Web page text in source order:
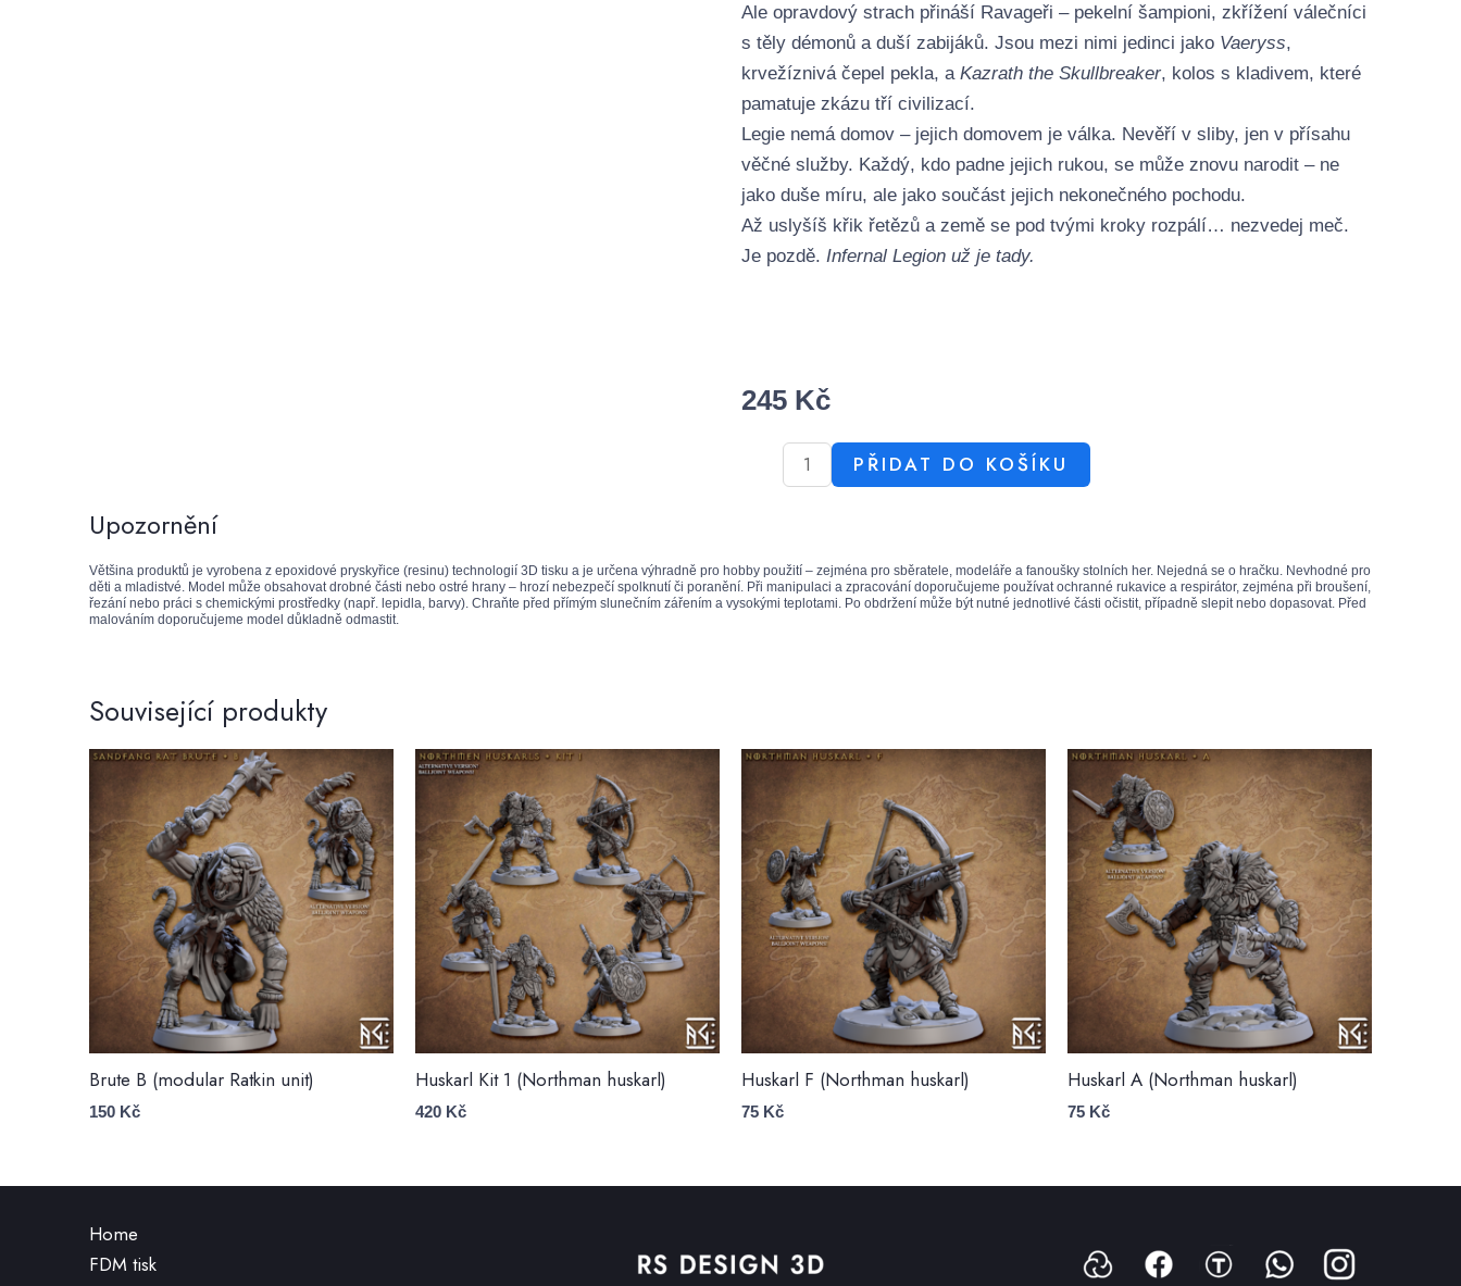
Ale opravdový strach přináší Ravageři – pekelní šampioni, zkřížení válečníci
s těly démonů a duší zabijáků. Jsou mezi nimi jedinci jako Vaeryss,
krvežíznivá čepel pekla, a Kazrath the Skullbreaker, kolos s kladivem, které
pamatuje zkázu tří civilizací.
Legie nemá domov – jejich domovem je válka. Nevěří v sliby, jen v přísahu
věčné služby. Každý, kdo padne jejich rukou, se může znovu narodit – ne
jako duše míru, ale jako součást jejich nekonečného pochodu.
Až uslyšíš křik řetězů a země se pod tvými kroky rozpálí… nezvedej meč.
Je pozdě. Infernal Legion už je tady.
245 Kč
PŘIDAT DO KOŠÍKU
Upozornění
Většina produktů je vyrobena z epoxidové pryskyřice (resinu) technologií 3D tisku a je určena výhradně pro hobby použití – zejména pro sběratele, modeláře a fanoušky stolních her. Nejedná se o hračku. Nevhodné pro
děti a mladistvé. Model může obsahovat drobné části nebo ostré hrany – hrozí nebezpečí spolknutí či poranění. Při manipulaci a zpracování doporučujeme používat ochranné rukavice a respirátor, zejména při broušení,
řezání nebo práci s chemickými prostředky (např. lepidla, barvy). Chraňte před přímým slunečním zářením a vysokými teplotami. Po obdržení může být nutné jednotlivé části očistit, případně slepit nebo dopasovat. Před
malováním doporučujeme model důkladně odmastit.
Související produkty
Brute B (modular Ratkin unit)
150 Kč
Huskarl Kit 1 (Northman huskarl)
420 Kč
Huskarl F (Northman huskarl)
75 Kč
Huskarl A (Northman huskarl)
75 Kč
Home
FDM tisk